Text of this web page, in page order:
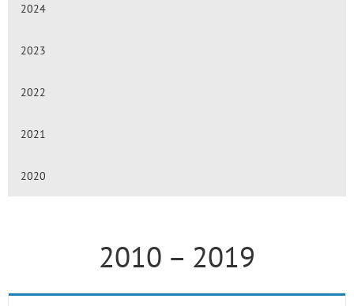
2024
2023
2022
2021
2020
2010 – 2019